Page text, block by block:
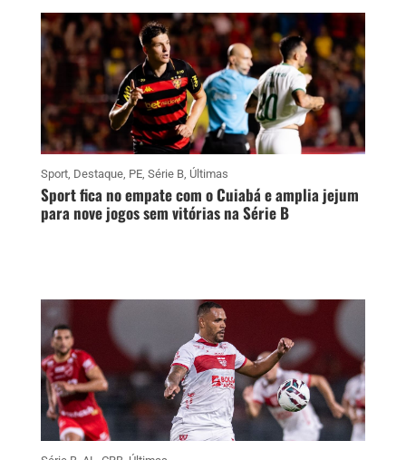
Sport, Destaque, PE, Série B, Últimas
Sport fica no empate com o Cuiabá e amplia jejum
para nove jogos sem vitórias na Série B